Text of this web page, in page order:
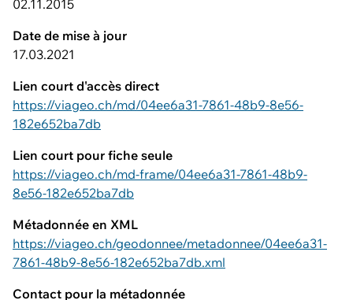
02.11.2015
Date de mise à jour
17.03.2021
Lien court d'accès direct
https://viageo.ch/md/04ee6a31-7861-48b9-8e56-
182e652ba7db
Lien court pour fiche seule
https://viageo.ch/md-frame/04ee6a31-7861-48b9-
8e56-182e652ba7db
Métadonnée en XML
https://viageo.ch/geodonnee/metadonnee/04ee6a31-
7861-48b9-8e56-182e652ba7db.xml
Contact pour la métadonnée